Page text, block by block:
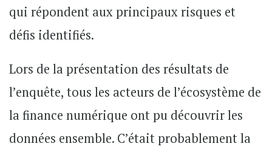
qui répondent aux principaux risques et
défis identifiés.
Lors de la présentation des résultats de
l’enquête, tous les acteurs de l’écosystème de
la finance numérique ont pu découvrir les
données ensemble. C’était probablement la